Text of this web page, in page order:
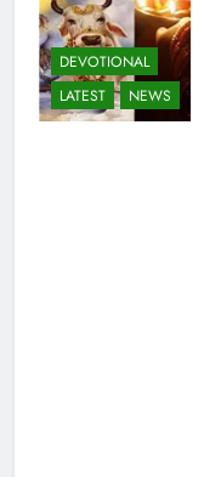
DEVOTIONAL
LATEST
NEWS